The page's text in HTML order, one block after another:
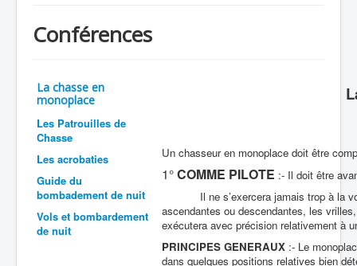
Chronologie
Organisation
Avions
Formation
Doctrines
Batailles
Conférences
La chasse en
monoplace
Les Patrouilles de
Chasse
Les acrobaties
Guide du
bombadement de nuit
Vols et bombardement
de nuit
Un chasseur en monoplace doit être
1°COMME PILOTE :- Il doit être
Il ne s’exercera jamais trop à la
ascendantes ou descendantes, les
exécutera avec précision relativement à
PRINCIPES GENERAUX :- Le
dans quelques positions relatives bien